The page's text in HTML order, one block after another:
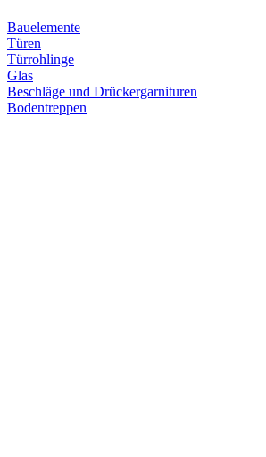
Bauelemente
Türen
Türrohlinge
Glas
Beschläge und Drückergarnituren
Bodentreppen